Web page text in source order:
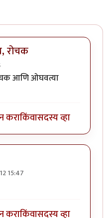
रोचक
आणि ओघवत्या
कराकिंवासदस्य व्हा
15:47
कराकिंवासदस्य व्हा